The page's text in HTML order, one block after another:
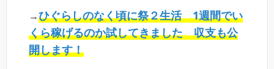
→ひぐらしのなく頃に祭２生活 1週間でい
くら稼げるのか試してきました 収支も公
開します！